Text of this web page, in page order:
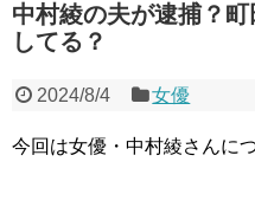
中村綾の夫が逮捕？
してる？
2024/8/4 女優
今回は女優・中村綾さんに